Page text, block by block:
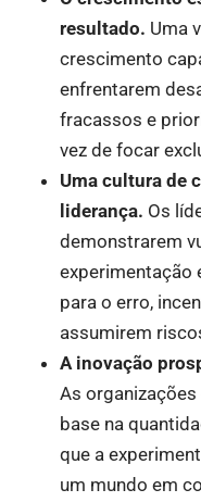
resultado. Uma
crescimento
enfrentarem
fracassos e
vez de focar
Uma cultura de
liderança. Os
demonstrarem
experimentação
para o erro,
assumirem
A inovação
As
base na
que a
um mundo em